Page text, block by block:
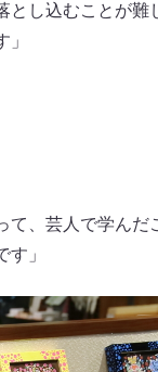
し込むことが難
て、芸人で学ん
」